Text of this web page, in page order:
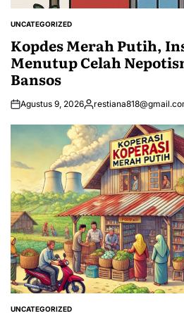
POSTED
UNCATEGORIZED
Kopdes Merah Putih,
Menutup Celah
Bansos
Agustus 9, 2026Posted
POSTED
UNCATEGORIZED